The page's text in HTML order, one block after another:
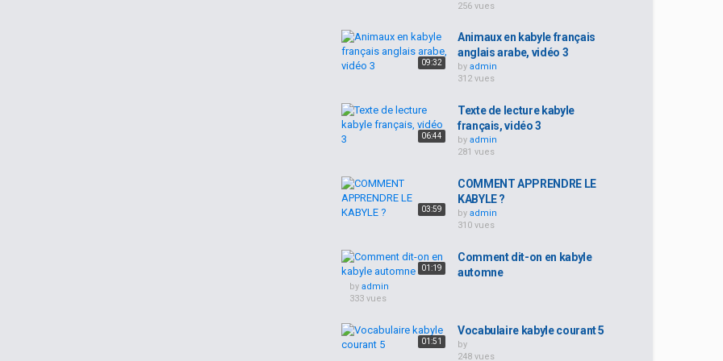
256 vues
09:32
Animaux en kabyle français
anglais arabe, vidéo 3
by admin
312 vues
06:44
Texte de lecture kabyle
français, vidéo 3
by admin
281 vues
03:59
COMMENT APPRENDRE LE
KABYLE ?
by admin
310 vues
01:19
Comment dit-on en kabyle
automne
by admin
333 vues
01:51
Vocabulaire kabyle courant 5
by
248 vues